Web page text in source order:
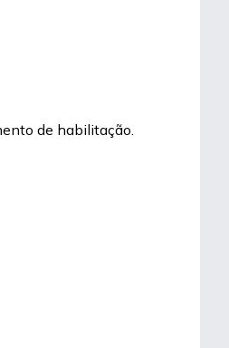
de habilitação.